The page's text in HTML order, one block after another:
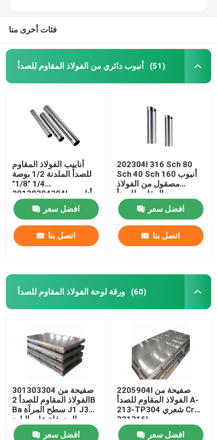
فئات أخرى منا
أنبوب دائري من الفولاذ المقاوم للصدأ (51)
أنابيب الفولاذ المقاوم
للصدأ الملدنة 1/2 بوصة
1/4 "1/8"
20130304304L أنابيب
زخرفية Ss مستديرة
افضل سعر
اتصل بنا
202304l 316 Sch 80
Sch 40 Sch 160 أنبوب
مصقول من الفولاذ
المقاوم للصدأ
افضل سعر
اتصل بنا
ورقة لوحة الفولاذ المقاوم للصدأ (60)
301303304 صفيحة من
الفولاذ المقاوم للصدأ 2B
Ba سطح المرآة J1 J3
المدرفلة على البارد
افضل سعر
2205904l صفيحة من
الفولاذ المقاوم للصدأ A-
213-TP304 شعري Cr
321316l
افضل سعر